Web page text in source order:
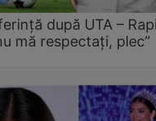
după UTA –
mă respectați, plec”